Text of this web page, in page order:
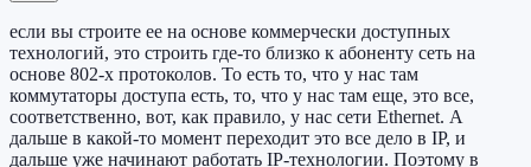
если вы строите ее на основе коммерчески доступных
технологий, это строить где-то близко к абоненту сеть на
основе 802-х протоколов. То есть то, что у нас там
коммутаторы доступа есть, то, что у нас там еще, это все,
соответственно, вот, как правило, у нас сети Ethernet. А
дальше в какой-то момент переходит это все дело в IP, и
дальше уже начинают работать IP-технологии. Поэтому в